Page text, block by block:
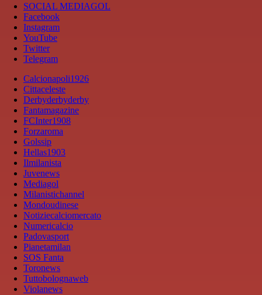
SOCIAL MEDIAGOL
Facebook
Instagram
YouTube
Twitter
Telegram
Calcionapoli1926
Cittaceleste
Derbyderbyderby
Fantamagazine
FCInter1908
Forzaroma
Golssip
Hellas1903
Ilmilanista
Juvenews
Mediagol
Milanistichannel
Mondoudinese
Notiziecalciomercato
Numericalcio
Padovasport
Pianetamilan
SOS Fanta
Toronews
Tuttobolognaweb
Violanews